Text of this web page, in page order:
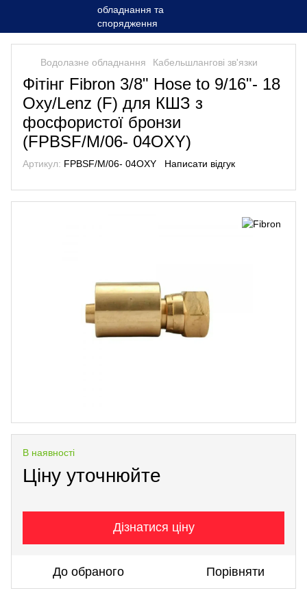
Водолазне обладнання Кабельшлангові зв'язки
Фітінг Fibron 3/8" Hose to 9/16"- 18
Oxy/Lenz (F) для КШЗ з
фосфористої бронзи
(FPBSF/M/06- 04OXY)
Артикул: FPBSF/M/06- 04OXY Написати відгук
В наявності
Ціну уточнюйте
Дізнатися ціну
До обраного Порівняти